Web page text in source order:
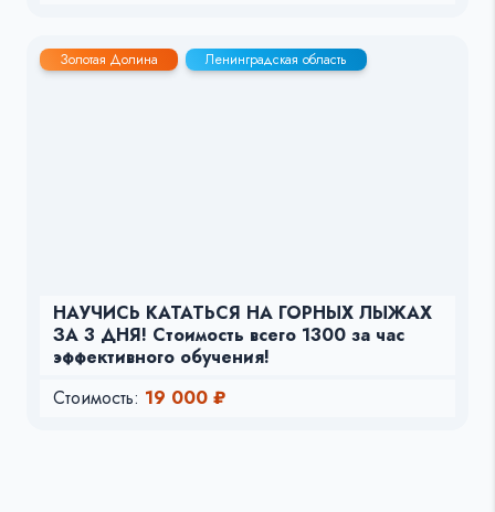
Золотая Долина Ленинградская область
НАУЧИСЬ КАТАТЬСЯ НА ГОРНЫХ ЛЫЖАХ
ЗА 3 ДНЯ! Стоимость всего 1300 за час
эффективного обучения!
Стоимость: 19 000 ₽